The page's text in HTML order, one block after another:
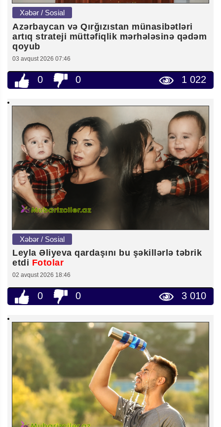
Xəbər / Sosial
Azərbaycan və Qırğızıstan münasibətləri
artıq strateji müttəfiqlik mərhələsinə qədəm
qoyub
03 avqust 2026 07:46
0 0 1 022
Xəbər / Sosial
Leyla Əliyeva qardaşını bu şəkillərlə təbrik
etdi Fotolar
02 avqust 2026 18:46
0 0 3 010